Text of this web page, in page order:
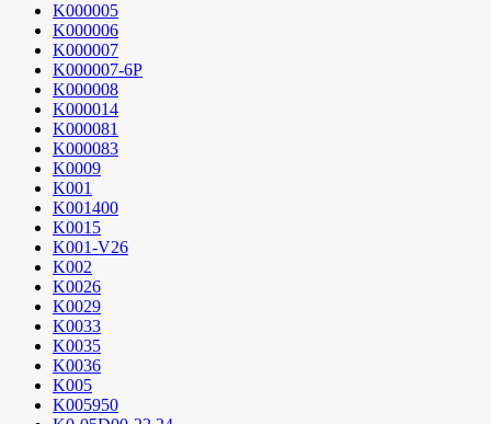
K000005
K000006
K000007
K000007-6P
K000008
K000014
K000081
K000083
K0009
K001
K001400
K0015
K001-V26
K002
K0026
K0029
K0033
K0035
K0036
K005
K005950